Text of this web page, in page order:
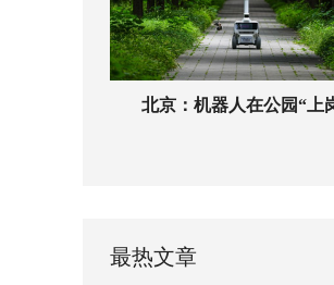
北京：机器人在公园“上
最热文章